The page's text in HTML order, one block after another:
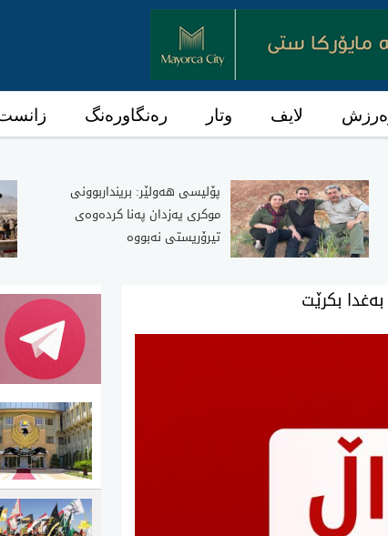
لایف وتار رەنگاورەنگ زانست
پۆلیسی هەولێر: برینداربوونی
موکری یەزدان پەنا کردەوەی
تیرۆریستی نەبووە
بکرێت